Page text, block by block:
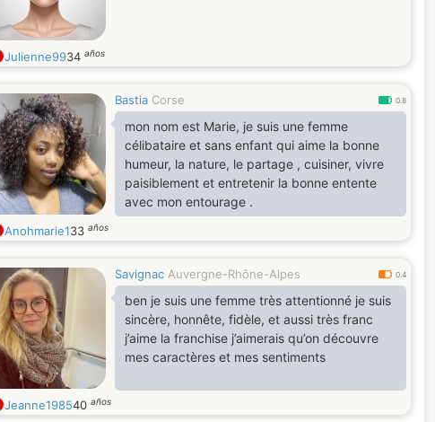
Julienne9934 años
Bastia Corse 0.8
mon nom est Marie, je suis une femme
célibataire et sans enfant qui aime la bonne
humeur, la nature, le partage , cuisiner, vivre
paisiblement et entretenir la bonne entente
avec mon entourage .
Anohmarie133 años
Savignac Auvergne-Rhône-Alpes 0.4
ben je suis une femme très attentionné je suis
sincère, honnête, fidèle, et aussi très franc
j’aime la franchise j’aimerais qu’on découvre
mes caractères et mes sentiments
Jeanne198540 años